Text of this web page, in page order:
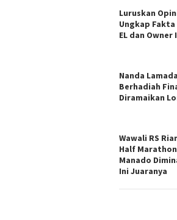
Luruskan
Ungkap Fakta
EL dan Owner
Nanda
Berhadiah
Diramaikan
Wawali RS
Half Marathon
Manado
Ini Juaranya